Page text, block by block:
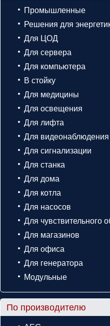
Промышленные
Решения для
Для ЦОД
Для сервера
Для компьютера
В стойку
Для медицины
Для освещения
Для лифта
Для видеонаблюдения
Для сигнализации
Для станка
Для дома
Для котла
Для насосов
Для чувствительного
Для магазинов
Для офиса
Для генератора
Модульные
По производителю